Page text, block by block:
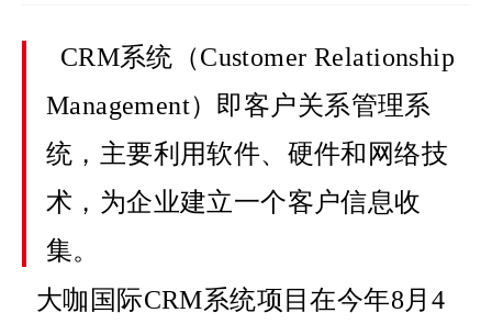
CRM系统（Customer Relationship
Management）即客户关系管理系
统，主要利用软件、硬件和网络技
术，为企业建立一个客户信息收
集。
大咖国际CRM系统项目在今年8月4